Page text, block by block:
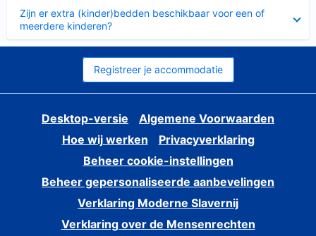
Zijn er extra (kinder)bedden beschikbaar voor een of
meerdere kinderen?
Registreer je accommodatie
Desktop-versie
Algemene Voorwaarden
Hoe wij werken
Privacyverklaring
Beheer cookie-instellingen
Beheer gepersonaliseerde aanbevelingen
Verklaring Moderne Slavernij
Verklaring over de Mensenrechten